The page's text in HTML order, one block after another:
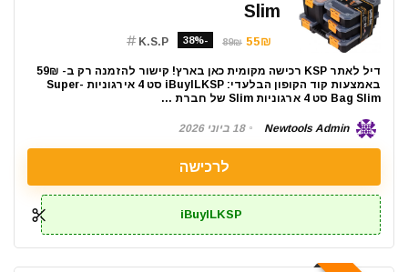
Slim
55₪
89₪
-38%
K.S.P
דיל לאתר KSP רכישה מקומית כאן בארץ! קישור להזמנה רק ב- 59₪
באמצעות קוד הקופון הבלעדי: iBuyILKSP סט 4 אירגוניות Super-
Bag Slim סט 4 ארגוניות Slim של חברת ...
Newtools Admin 18 ביוני 2026
לרכישה
iBuyILKSP